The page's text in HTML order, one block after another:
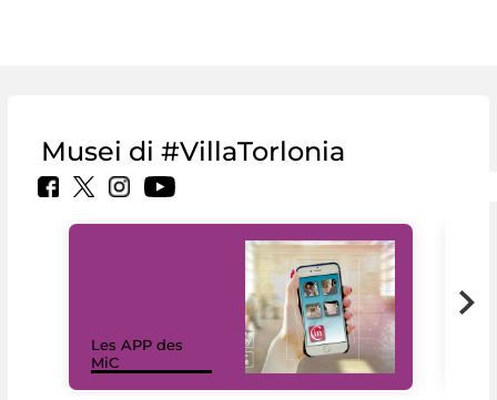
Musei di #VillaTorlonia
Les APP des
MiC